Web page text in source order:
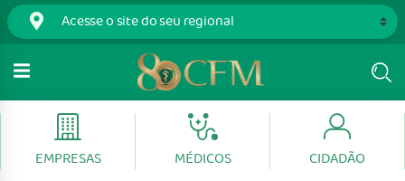
EMPRESAS MÉDICOS CIDADÃO